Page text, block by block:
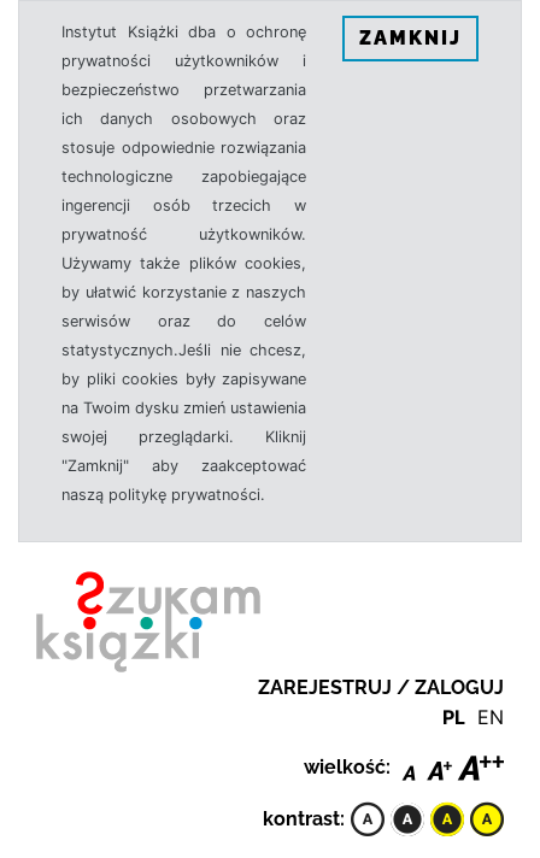
Instytut Książki dba o ochronę
prywatności użytkowników i
bezpieczeństwo przetwarzania
ich danych osobowych oraz
stosuje odpowiednie rozwiązania
technologiczne zapobiegające
ingerencji osób trzecich w
prywatność użytkowników.
Używamy także plików cookies,
by ułatwić korzystanie z naszych
serwisów oraz do celów
statystycznych.Jeśli nie chcesz,
by pliki cookies były zapisywane
na Twoim dysku zmień ustawienia
swojej przeglądarki. Kliknij
"Zamknij" aby zaakceptować
naszą politykę prywatności.
ZAMKNIJ
ZAREJESTRUJ / ZALOGUJ
PL EN
wielkość:
kontrast: